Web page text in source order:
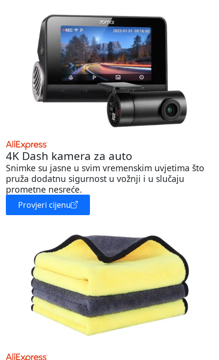
4K Dash kamera za auto
Snimke su jasne u svim vremenskim uvjetima što
pruža dodatnu sigurnost u vožnji i u slučaju
prometne nesreće.
Provjeri cijenu